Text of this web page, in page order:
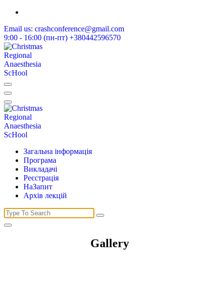
Skip
content
Email us: crashconference@gmail.com
9:00 - 16:00 (пн-пт) +380442596570
Різдвяна Школа Реґіонарної Анестезії
Загальна інформація
Програма
Викладачі
Реєстрація
НаЗапит
Архів лекцій
Search
for:
Gallery